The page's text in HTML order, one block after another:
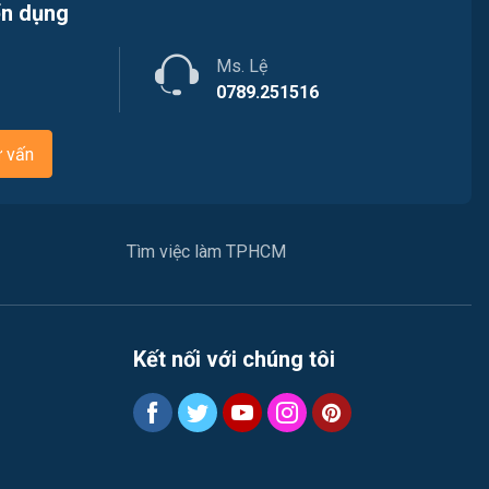
Marketing
Sản xuất / Vận hành sản xuất
Vệ sinh công nghiệp
Việc làm Quận 12
dụng
Ms. Lệ
0789.251516
vấn
Tìm việc làm TPHCM
Kết nối với chúng tôi